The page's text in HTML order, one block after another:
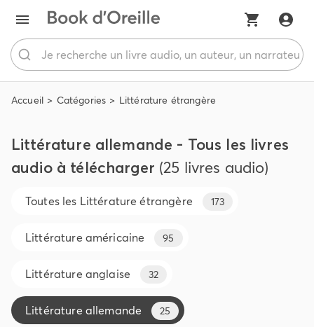
Accueil Catégories Littérature étrangère
Littérature allemande - Tous les livres
audio à télécharger (25 livres audio)
Toutes les Littérature étrangère 173
Littérature américaine 95
Littérature anglaise 32
Littérature allemande 25